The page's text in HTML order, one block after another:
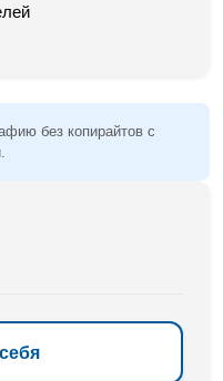
без копирайтов с